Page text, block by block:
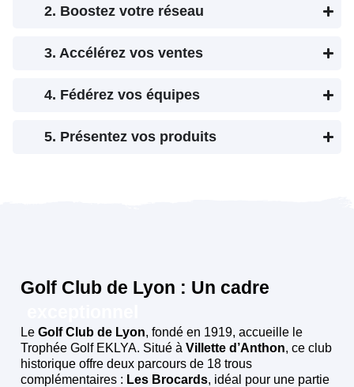
2. Boostez votre réseau
3. Accélérez vos ventes
4. Fédérez vos équipes
5. Présentez vos produits
Golf Club de Lyon : Un cadre
Le Golf Club de Lyon, fondé en 1919, accueille le
Trophée Golf EKLYA. Situé à Villette d’Anthon, ce club
historique offre deux parcours de 18 trous
complémentaires : Les Brocards, idéal pour une partie